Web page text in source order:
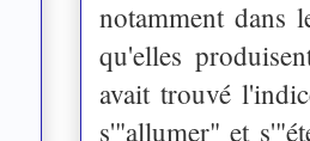
notamment dans
qu'elles
avait trouvé
s'"allumer" et